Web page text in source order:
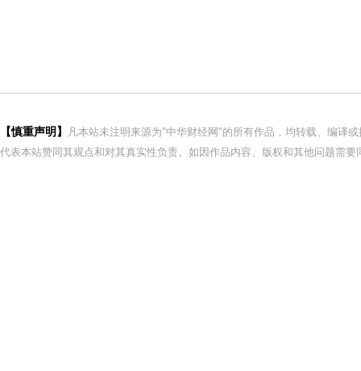
【慎重声明】
凡本站未注明来源为"中华财经网"的所有作品，均转载、编译
代表本站赞同其观点和对其真实性负责。如因作品内容、版权和其他问题需